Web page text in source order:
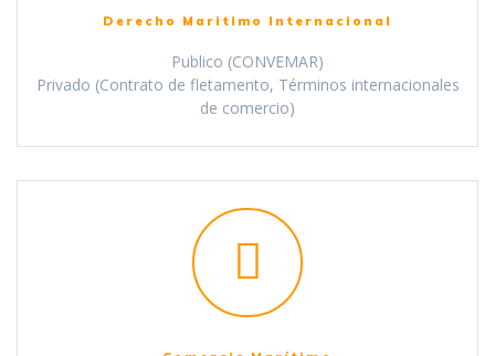
Derecho Maritimo Internacional
Publico (CONVEMAR)
Privado (Contrato de fletamento, Términos internacionales
de comercio)